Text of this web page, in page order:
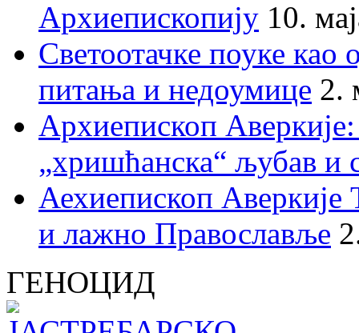
Архиепископију 10.
Светоотачке поуке као
питања и недоумице 2.
Архиепископ
„хришћанска“ љубав и
Аехиепископ
и лажно Православље
ГЕНОЦИД